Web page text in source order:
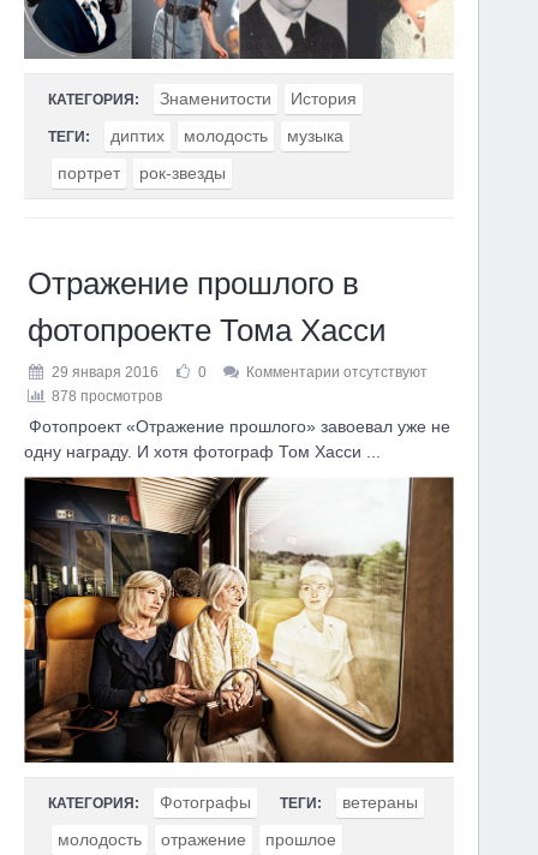
КАТЕГОРИЯ: Знаменитости История
ТЕГИ: диптих молодость
музыка
портрет
рок-звезды
Отражение прошлого в
фотопроекте Тома Хасси
29 января 2016 0
Комментарии отсутствуют
878 просмотров
Фотопроект «Отражение прошлого» завоевал уже не
одну награду. И хотя фотограф Том Хасси ...
КАТЕГОРИЯ: Фотографы ТЕГИ:
ветераны
молодость
отражение прошлое